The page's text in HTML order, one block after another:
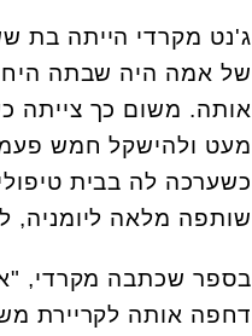
ג'נט מקרדי הייתה בת
של אמה היה שבתה
אותה. משום כך צייתה
מעט ולהישקל חמש
כשערכה לה בבית
שותפה מלאה ליומניה,
בספר שכתבה מקרדי,
דחפה אותה לקריירת